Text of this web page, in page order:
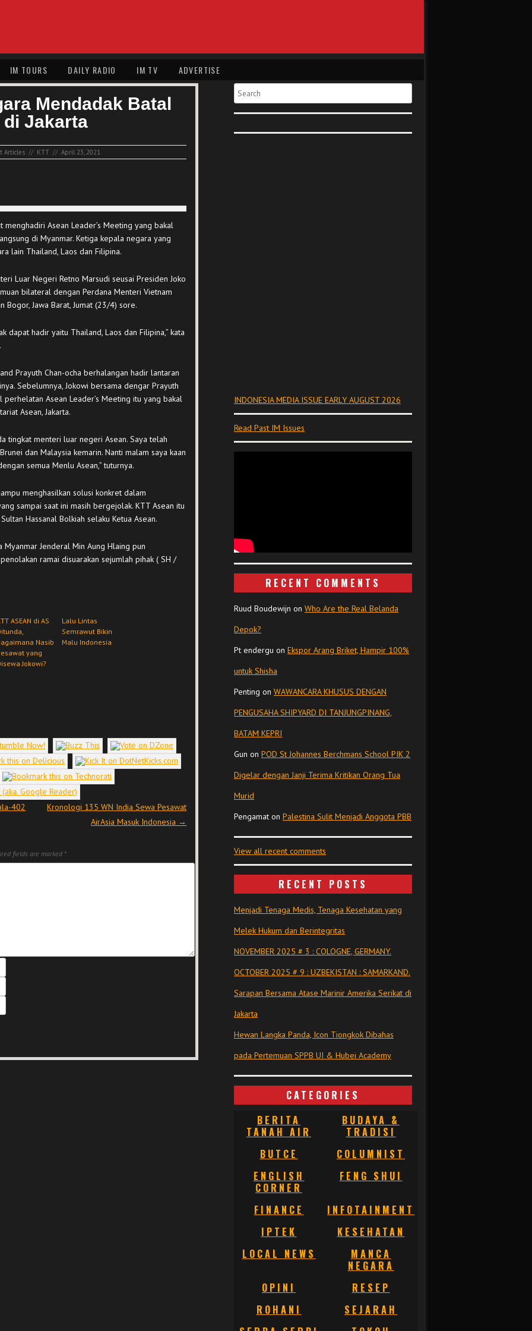
IM TOURS DAILY RADIO IM TV ADVERTISE
Mendadak Batal
di Jakarta
Articles // KTT // April 23, 2021
Asean Leader’s Meeting yang bakal
di Myanmar. Ketiga kepala negara yang
lain Thailand, Laos dan Filipina.
Luar Negeri Retno Marsudi seusai Presiden Joko
bilateral dengan Perdana Menteri Vietnam
Bogor, Jawa Barat, Jumat (23/4) sore.
dapat hadir yaitu Thailand, Laos dan Filipina,” kata
Prayuth Chan-ocha berhalangan hadir lantaran
Sebelumnya, Jokowi bersama dengar Prayuth
Asean Leader’s Meeting itu yang bakal
Asean, Jakarta.
tingkat menteri luar negeri Asean. Saya telah
dan Malaysia kemarin. Nanti malam saya kaan
semua Menlu Asean,” tuturnya.
menghasilkan solusi konkret dalam
sampai saat ini masih bergejolak. KTT Asean itu
Hassanal Bolkiah selaku Ketua Asean.
Myanmar Jenderal Min Aung Hlaing pun
ramai disuarakan sejumlah pihak ( SH /
ASEAN di AS
Nasib
yang
Jokowi?
Lalu Lintas
Semrawut Bikin
Malu Indonesia
402
Kronologi 135 WN India Sewa Pesawat
AirAsia Masuk Indonesia →
fields are marked *
Search
INDONESIA MEDIA ISSUE EARLY AUGUST 2026
Read Past IM Issues
RECENT COMMENTS
Ruud Boudewijn on Who Are the Real Belanda
Depok?
Pt endergu on Ekspor Arang Briket, Hampir 100%
untuk Shisha
Penting on WAWANCARA KHUSUS DENGAN
PENGUSAHA SHIPYARD DI TANJUNGPINANG,
BATAM KEPRI
Gun on POD St Johannes Berchmans School PIK 2
Digelar dengan Janji Terima Kritikan Orang Tua
Murid
Pengamat on Palestina Sulit Menjadi Anggota PBB
View all recent comments
RECENT POSTS
Menjadi Tenaga Medis, Tenaga Kesehatan yang
Melek Hukum dan Berintegritas
NOVEMBER 2025 # 3 : COLOGNE, GERMANY.
OCTOBER 2025 # 9 : UZBEKISTAN : SAMARKAND.
Sarapan Bersama Atase Marinir Amerika Serikat di
Jakarta
Hewan Langka Panda, Icon Tiongkok Dibahas
pada Pertemuan SPPB UI & Hubei Academy
CATEGORIES
BERITA
TANAH AIR
BUDAYA &
TRADISI
BUTCE
COLUMNIST
ENGLISH
CORNER
FENG SHUI
FINANCE
INFOTAINMENT
IPTEK
KESEHATAN
LOCAL NEWS
MANCA
NEGARA
OPINI
RESEP
ROHANI
SEJARAH